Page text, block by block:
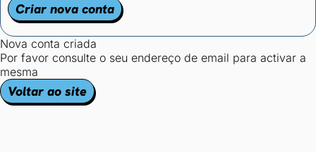
Criar nova conta
Nova conta criada
Por favor consulte o seu endereço de email para activar a
mesma
Voltar ao site